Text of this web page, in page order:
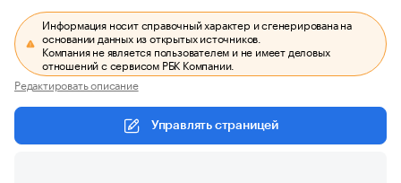
Информация носит справочный характер и сгенерирована на
основании данных из открытых источников.
Компания не является пользователем и не имеет деловых
отношений с сервисом РБК Компании.
Редактировать описание
Управлять страницей